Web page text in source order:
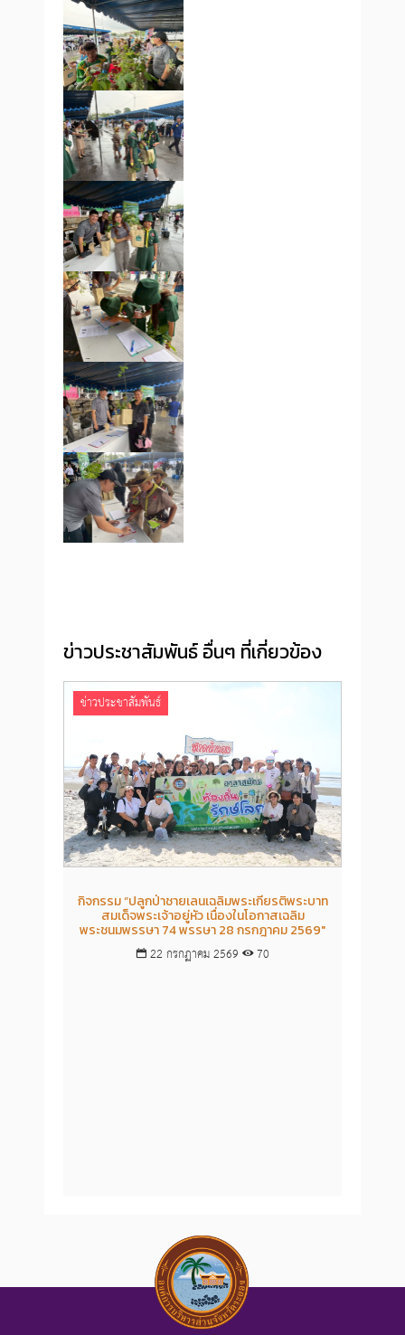
ข่าวประชาสัมพันธ์ อื่นๆ ที่เกี่ยวข้อง
ข่าวประชาสัมพันธ์
กิจกรรม “ปลูกป่าชายเลนเฉลิมพระเกียรติพระบาท
สมเด็จพระเจ้าอยู่หัว เนื่องในโอกาสเฉลิม
พระชนมพรรษา 74 พรรษา 28 กรกฎาคม 2569"
22 กรกฏาคม 2569 70